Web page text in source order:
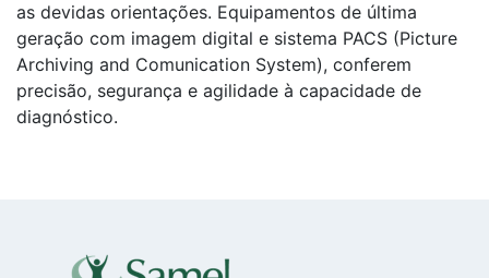
Cotar Plano de Saúde
(92) 2129-2200
as devidas orientações. Equipamentos de última
geração com imagem digital e sistema PACS (Picture
Archiving and Comunication System), conferem
precisão, segurança e agilidade à capacidade de
diagnóstico.